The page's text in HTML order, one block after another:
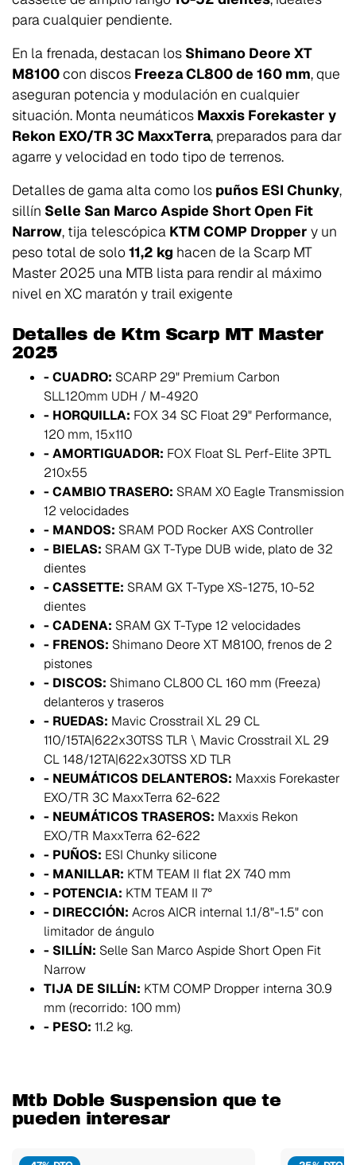
para cualquier pendiente.
En la frenada, destacan los Shimano Deore XT
M8100con discos Freeza CL800 de 160 mm, que
aseguran potencia y modulación en cualquier
situación. Monta neumáticos Maxxis Forekaster y
Rekon EXO/TR 3C MaxxTerra, preparados para dar
agarre y velocidad en todo tipo de terrenos.
Detalles de gama alta como los puños ESI Chunky,
sillín Selle San Marco Aspide Short Open Fit
Narrow, tija telescópica KTM COMP Dropper y un
peso total de solo11,2 kg hacen de la Scarp MT
Master 2025 una MTB lista para rendir al máximo
nivel en XC maratón y trail exigente
Detalles de Ktm Scarp MT Master
2025
- CUADRO: SCARP 29" Premium Carbon
SLL120mm UDH / M-4920
- HORQUILLA: FOX 34 SC Float 29" Performance,
120 mm, 15x110
- AMORTIGUADOR: FOX Float SL Perf-Elite 3PTL
210x55
- CAMBIO TRASERO: SRAM X0 Eagle Transmission
12 velocidades
- MANDOS: SRAM POD Rocker AXS Controller
- BIELAS: SRAM GX T-Type DUB wide, plato de 32
dientes
- CASSETTE: SRAM GX T-Type XS-1275, 10-52
dientes
- CADENA: SRAM GX T-Type 12 velocidades
- FRENOS: Shimano Deore XT M8100, frenos de 2
pistones
- DISCOS: Shimano CL800 CL 160 mm (Freeza)
delanteros y traseros
- RUEDAS: Mavic Crosstrail XL 29 CL
110/15TA|622x30TSS TLR \ Mavic Crosstrail XL 29
CL 148/12TA|622x30TSS XD TLR
- NEUMÁTICOS DELANTEROS: Maxxis Forekaster
EXO/TR 3C MaxxTerra 62-622
- NEUMÁTICOS TRASEROS: Maxxis Rekon
EXO/TR MaxxTerra 62-622
- PUÑOS: ESI Chunky silicone
- MANILLAR: KTM TEAM II flat 2X 740 mm
- POTENCIA: KTM TEAM II 7°
- DIRECCIÓN: Acros AICR internal 1.1/8"-1.5" con
limitador de ángulo
- SILLÍN: Selle San Marco Aspide Short Open Fit
Narrow
TIJA DE SILLÍN: KTM COMP Dropper interna 30.9
mm (recorrido: 100 mm)
- PESO: 11.2 kg.
Mtb Doble Suspension que te
pueden interesar